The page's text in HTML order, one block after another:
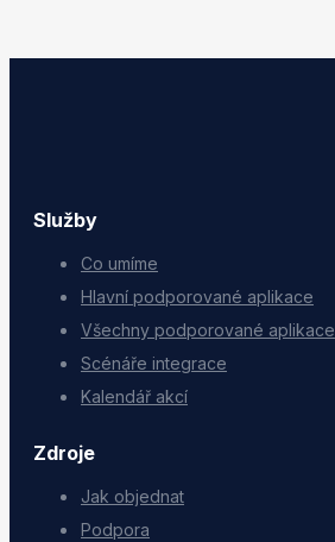
Služby
Co umíme
Hlavní podporované aplikace
Všechny podporované aplikace
Scénáře integrace
Kalendář akcí
Zdroje
Jak objednat
Podpora